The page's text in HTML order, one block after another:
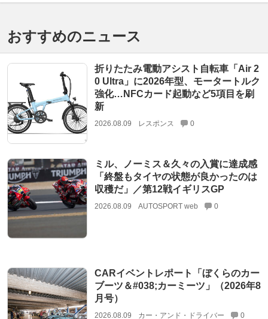
おすすめのニュース
折りたたみ電動アシスト自転車「Air 2
0 Ultra」に2026年型、モータートルク
強化…NFCカード起動など5項目を刷
新
2026.08.09 レスポンス 0
ミル、ノーミス＆久々の入賞に達成感
「終盤もタイヤの状態が良かったのは
収穫だ」／第12戦イギリスGP
2026.08.09 AUTOSPORT web 0
CARイベントレポート「ぼくらのカー
ブーツ＆#038;カーミーツ」（2026年8
月号）
2026.08.09 カー・アンド・ドライバー 0